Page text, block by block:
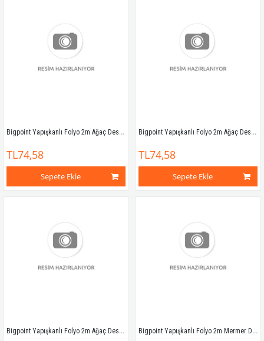
Bigpoint Yapışkanlı Folyo 2m Ağaç Desen No:25
TL74,58
Sepete Ekle
Bigpoint Yapışkanlı Folyo 2m Ağaç Desen No:26
TL74,58
Sepete Ekle
Bigpoint Yapışkanlı Folyo 2m Ağaç Desen No:27 Bigpoint Yapışkanlı Folyo 2m Mermer Desen No:40